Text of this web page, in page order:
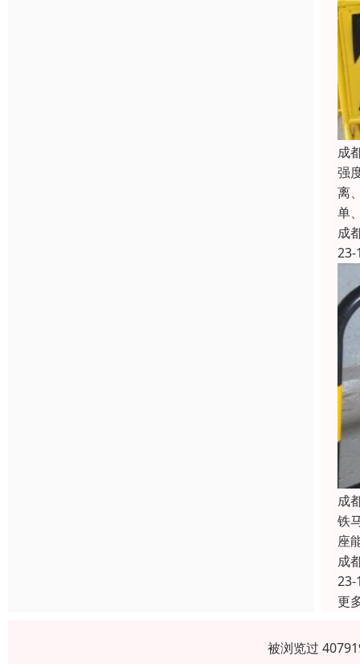
成
强
离
单
成
23-
成
铁
座
成
23-
更
被浏览过